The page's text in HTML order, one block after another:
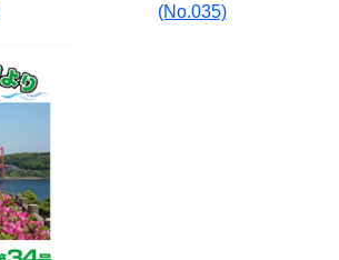
(No.035)